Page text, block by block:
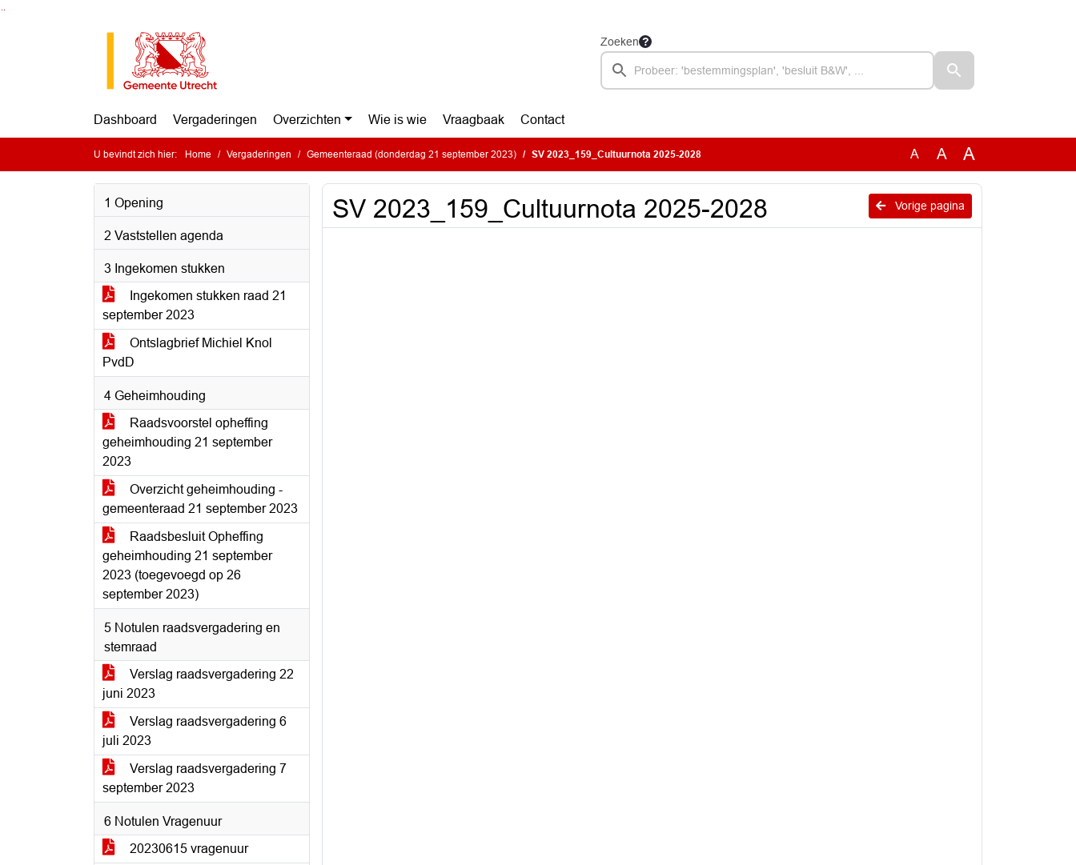
Zoeken
Dashboard Vergaderingen Overzichten Wie is wie Vraagbaak Contact
U bevindt zich hier: Home Vergaderingen Gemeenteraad (donderdag 21 september 2023) SV 2023_159_Cultuurnota 2025-2028 A A A
1 Opening
2 Vaststellen agenda
3 Ingekomen stukken
Ingekomen stukken raad 21
september 2023
Ontslagbrief Michiel Knol
PvdD
4 Geheimhouding
Raadsvoorstel opheffing
geheimhouding 21 september
2023
Overzicht geheimhouding -
gemeenteraad 21 september 2023
Raadsbesluit Opheffing
geheimhouding 21 september
2023 (toegevoegd op 26
september 2023)
5 Notulen raadsvergadering en
stemraad
Verslag raadsvergadering 22
juni 2023
Verslag raadsvergadering 6
juli 2023
Verslag raadsvergadering 7
september 2023
6 Notulen Vragenuur
20230615 vragenuur
Vorige pagina
SV 2023_159_Cultuurnota 2025-2028